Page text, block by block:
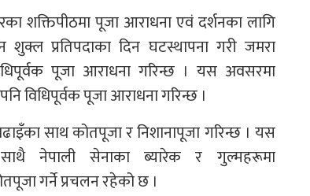
शक्तिपीठमा पूजा आराधना एवं दर्शनका लागि
प्रतिपदाका दिन घटस्थापना गरी जमरा
पूजा आराधना गरिन्छ । यस अवसरमा
विधिपूर्वक पूजा आराधना गरिन्छ ।
साथ कोतपूजा र निशानापूजा गरिन्छ । यस
नेपाली सेनाका ब्यारेक र गुल्महरूमा
गर्ने प्रचलन रहेको छ ।